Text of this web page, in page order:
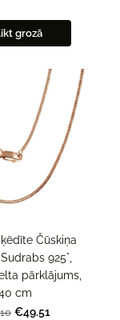
grozā
Čūskiņa
925°,
pārklājums,
cm
€49.51